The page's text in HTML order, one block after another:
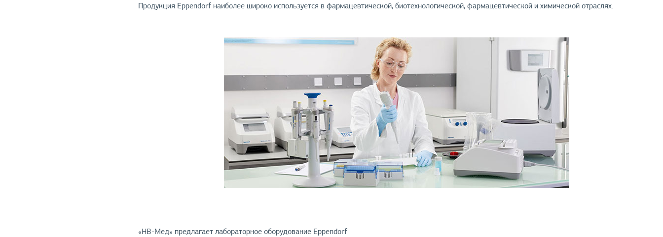
Продукция Eppendorf наиболее широко используется в фармацевтической, биотехнологической, фармацевтической и химической отраслях.
«НВ-Мед» предлагает лабораторное оборудование Eppendorf